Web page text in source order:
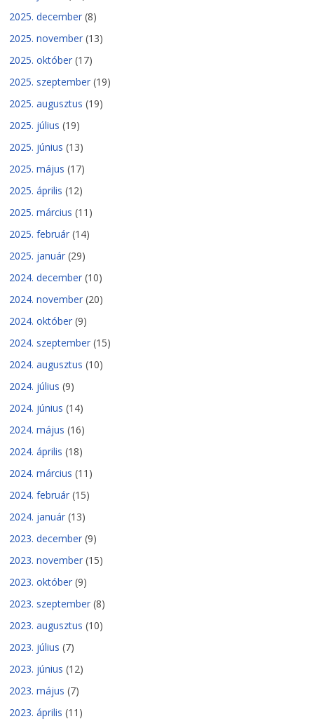
2025. december (8)
2025. november (13)
2025. október (17)
2025. szeptember (19)
2025. augusztus (19)
2025. július (19)
2025. június (13)
2025. május (17)
2025. április (12)
2025. március (11)
2025. február (14)
2025. január (29)
2024. december (10)
2024. november (20)
2024. október (9)
2024. szeptember (15)
2024. augusztus (10)
2024. július (9)
2024. június (14)
2024. május (16)
2024. április (18)
2024. március (11)
2024. február (15)
2024. január (13)
2023. december (9)
2023. november (15)
2023. október (9)
2023. szeptember (8)
2023. augusztus (10)
2023. július (7)
2023. június (12)
2023. május (7)
2023. április (11)